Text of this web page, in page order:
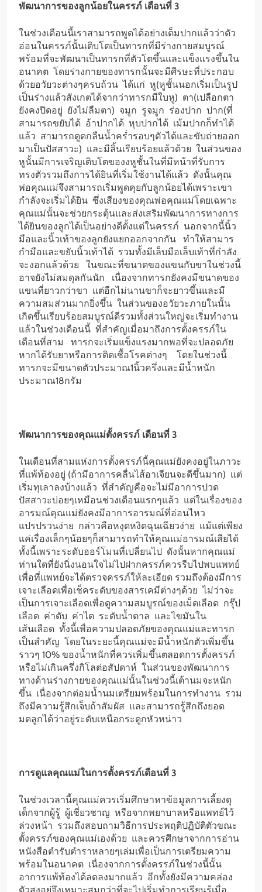
พัฒนาการของลูกน้อยในครรภ์ เดือนที่ 3
ในช่วงเดือนนี้เราสามารถพูดได้อย่างเต็มปากแล้วว่าตัว
อ่อนในครรภ์นั้นเติบโตเป็นทารกที่มีร่างกายสมบูรณ์
พร้อมที่จะพัฒนาเป็นทารกที่ตัวโตขึ้นและแข็งแรงขึ้นใน
อนาคต โดยร่างกายของทารกนั้นจะมีศีรษะที่ประกอบ
ด้วยอวัยวะต่างๆครบถ้วน ได้แก่ หู(หูชั้นนอกเริ่มเป็นรูป
เป็นร่างแล้วสังเกตได้จากว่าทารกมีใบหู) ตา(เปลือกตา
ยังคงปิดอยู่ ยังไม่ลืมตา) จมูก รูจมูก ร่องปาก ปาก(ที่
สามารถขยับได้ อ้าปากได้ หุบปากได้ เม้มปากก็ทำได้
แล้ว สามารถดูดกลืนน้ำคร่ำรอบๆตัวได้และขับถ่ายออก
มาเป็นปัสสาวะ) และมีลิ้นเรียบร้อยแล้วด้วย ในส่วนของ
หูนั้นมีการเจริญเติบโตของงหูชั้นในที่มีหน้าที่รับการ
ทรงตัวรวมถึงการได้ยินที่เริ่มใช้งานได้แล้ว ดังนั้นคุณ
พ่อคุณแม่จึงสามารถเริ่มพูดคุยกับลูกน้อยได้เพราะเขา
กำลังจะเริ่มได้ยิน ซึ่งเสียงของคุณพ่อคุณแม่โดยเฉพาะ
คุณแม่นั้นจะช่วยกระตุ้นและส่งเสริมพัฒนาการทางการ
ได้ยินของลูกได้เป็นอย่างดีตั้งแต่ในครรภ์ นอกจากนี้นิ้ว
มือและนิ้วเท้าของลูกยังแยกออกจากกัน ทำให้สามาร
กำมือและขยับนิ้วเท้าได้ รวมทั้งมีเล็บมือเล็บเท้าที่กำลัง
จะงอกแล้วด้วย ในขณะที่ขนาดของแขนกับขาในช่วงนี้
อาจยังไม่สมดุลกันนัก เนื่องจากทารกยังคงมีขนาดของ
แขนที่ยาวกว่าขา แต่อีกไม่นานขาก็จะยาวขึ้นและมี
ความสมส่วนมากยิ่งขึ้น ในส่วนของอวัยวะภายในนั้น
เกิดขึ้นเรียบร้อยสมบูรณ์ดีรวมทั้งส่วนใหญ่จะเริ่มทำงาน
แล้วในช่วงเดือนนี้ ที่สำคัญเมื่อมาถึงการตั้งครรภ์ใน
เดือนที่สาม ทารกจะเริ่มแข็งแรงมากพอที่จะปลอดภัย
หากได้รับยาหรือการติดเชื้อโรคต่างๆ โดยในช่วงนี้
ทารกจะมีขนาดตัวประมาณ1นิ้วครึ่งและมีน้ำหนัก
ประมาณ18กรัม
พัฒนาการของคุณแม่ตั้งครรภ์ เดือนที่ 3
ในเดือนที่สามแห่งการตั้งครรภ์นี้คุณแม่ยังคงอยู่ในภาวะ
ที่แพ้ท้องอยู่ (ถ้ามีอาการคลื่นไส้อาเจียนจะดีขึ้นมาก) แต่
เริ่มทุเลาลงบ้างแล้ว ที่สำคัญคือจะไม่มีอาการปวด
ปัสสาวะบ่อยๆเหมือนช่วงเดือนแรกๆแล้ว แต่ในเรื่องของ
อารมณ์คุณแม่ยังคงมีอาการอารมณ์ที่อ่อนไหว
แปรปรวนง่าย กล่าวคือหงุดหงิดฉุนเฉียวง่าย แม้แต่เพียง
แค่เรื่องเล็กๆน้อยๆก็สามารถทำให้คุณแม่อารมณ์เสียได้
ทั้งนี้เพราะระดับฮอร์โมนที่เปลี่ยนไป ดังนั้นหากคุณแม่
ท่านใดที่ยังนิ่งนอนใจไม่ไปฝากครรภ์ควรรีบไปพบแพทย์
เพื่อที่แพทย์จะได้ตรวจครรภ์ให้ละเอียด รวมถึงต้องมีการ
เจาะเลือดเพื่อเช็คระดับของสารเคมีต่างๆด้วย ไม่ว่าจะ
เป็นการเจาะเลือดเพื่อดูความสมบูรณ์ของเม็ดเลือด กรุ๊ป
เลือด ค่าตับ ค่าไต ระดับน้ำตาล และไขมันใน
เส้นเลือด ทั้งนี้เพื่อความปลอดภัยของคุณแม่และทารก
เป็นสำคัญ โดยในระยะนี้คุณแม่จะมีน้ำหนักตัวเพิ่มขึ้น
ราวๆ 10% ของน้ำหนักที่ควรเพิ่มขึ้นตลอดการตั้งครรภ์
หรือไม่เกินครึ่งกิโลต่อสัปดาห์ ในส่วนของพัฒนาการ
ทางด้านร่างกายของคุณแม่นั้นในช่วงนี้เต้านมจะหนัก
ขึ้น เนื่องจากต่อมน้ำนมเตรียมพร้อมในการทำงาน รวม
ถึงมีความรู้สึกเจ็บถ้าสัมผัส และสามารถรู้สึกถึงยอด
มดลูกได้ว่าอยู่ระดับเหนือกระดูกหัวหน่าว
การดูแลคุณแม่ในการตั้งครรภ์เดือนที่ 3
ในช่วงเวลานี้คุณแม่ควรเริ่มศึกษาหาข้อมูลการเลี้ยงดุ
เด็กจากผู้รู้ ผู้เชี่ยวชาญ หรือจากพยาบาลหรือแพทย์ไว้
ล่วงหน้า รวมถึงสอบถามวิธีการประพฤติปฏิบัติตัวขณะ
ตั้งครรภ์ของคุณแม่เองด้วย และควรศึกษาจากการอ่าน
หนังสือตำรับตำราหลายๆเล่มเพื่อเป็นการเตรียมความ
พร้อมในอนาคต เนื่องจากการตั้งครรภ์ในช่วงนี้นั้น
อาการแพ้ท้องได้ลดลงมากแล้ว อีกทั้งยังมีความคล่อง